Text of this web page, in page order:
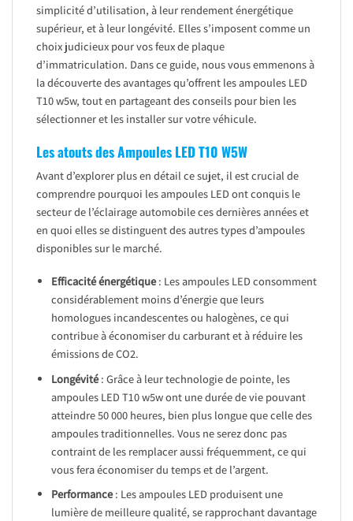
simplicité d’utilisation, à leur rendement énergétique
supérieur, et à leur longévité. Elles s’imposent comme un
choix judicieux pour vos feux de plaque
d’immatriculation. Dans ce guide, nous vous emmenons à
la découverte des avantages qu’offrent les ampoules LED
T10 w5w, tout en partageant des conseils pour bien les
sélectionner et les installer sur votre véhicule.
Les atouts des Ampoules LED T10 W5W
Avant d’explorer plus en détail ce sujet, il est crucial de
comprendre pourquoi les ampoules LED ont conquis le
secteur de l’éclairage automobile ces dernières années et
en quoi elles se distinguent des autres types d’ampoules
disponibles sur le marché.
Efficacité énergétique: Les ampoules LED consomment
considérablement moins d’énergie que leurs
homologues incandescentes ou halogènes, ce qui
contribue à économiser du carburant et à réduire les
émissions de CO2.
Longévité: Grâce à leur technologie de pointe, les
ampoules LED T10 w5w ont une durée de vie pouvant
atteindre 50 000 heures, bien plus longue que celle des
ampoules traditionnelles. Vous ne serez donc pas
contraint de les remplacer aussi fréquemment, ce qui
vous fera économiser du temps et de l’argent.
Performance: Les ampoules LED produisent une
lumière de meilleure qualité, se rapprochant davantage